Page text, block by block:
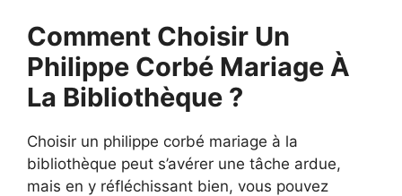
Comment Choisir Un
Philippe Corbé Mariage À
La Bibliothèque ?
Choisir un philippe corbé mariage à la
bibliothèque peut s’avérer une tâche ardue,
mais en y réfléchissant bien, vous pouvez